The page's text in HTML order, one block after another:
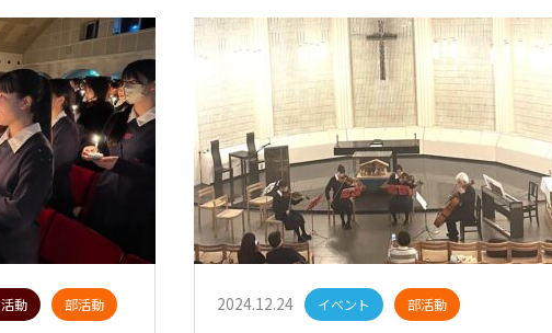
動 部活動 2024.12.24 イベント 部活動